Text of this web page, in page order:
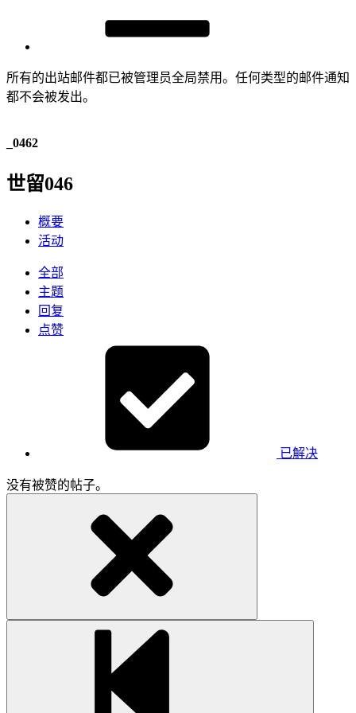
所有的出站邮件都已被管理员全局禁用。任何类型的邮件通知
都不会被发出。
_0462
世留046
概要
活动
全部
主题
回复
点赞
已解决
没有被赞的帖子。